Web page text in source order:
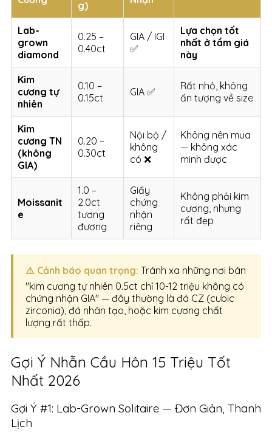
g)
Lab-
grown
diamond
0.25 –
0.40ct
GIA / IGI
✅
Lựa chọn tốt
nhất ở tầm giá
này
Kim
cương tự
nhiên
0.10 –
0.15ct
GIA ✅
Rất nhỏ, không
ấn tượng về size
Kim
cương TN
(không
GIA)
0.20 –
0.30ct
Nội bộ /
không
có ❌
Không nên mua
— không xác
minh được
Moissanit
e
1.0 –
2.0ct
tương
đương
Giấy
chứng
nhận
riêng
Không phải kim
cương, nhưng
rất đẹp
⚠️ Cảnh báo quan trọng: Tránh xa những nơi bán
"kim cương tự nhiên 0.5ct chỉ 10-12 triệu không có
chứng nhận GIA" — đây thường là đá CZ (cubic
zirconia), đá nhân tạo, hoặc kim cương chất
lượng rất thấp.
Gợi Ý Nhẫn Cầu Hôn 15 Triệu Tốt
Nhất 2026
Gợi Ý #1: Lab-Grown Solitaire — Đơn Giản, Thanh
Lịch